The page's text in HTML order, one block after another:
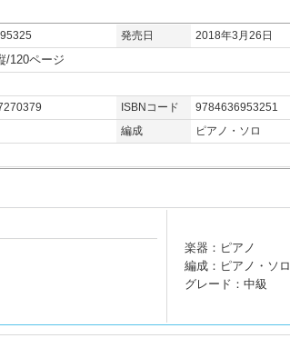
発売日
2018年3月26日
/120ページ
ISBNコード
9784636953251
編成
ピアノ・ソロ
楽器：ピアノ
編成：ピアノ・ソロ
グレード：中級